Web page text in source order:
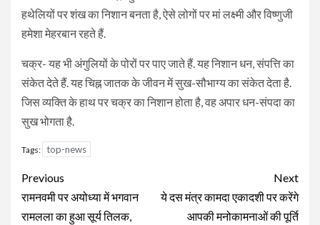
हथेलियों पर शंख का निशान बनता है, ऐसे लोगों पर मां लक्ष्मी और विष्णुजी
हमेशा मेहरबान रहते हैं.
चक्र- यह भी अंगुलियों के पोरों पर पाए जाते हैं. यह निशान धन, संपत्ति का
संकेत देते हैं. यह चिह्न जातक के जीवन में सुख-सौभाग्य का संकेत देता है.
जिस व्यक्ति के हाथ पर चक्र का निशान होता है, वह अपार धन-संपदा का
सुख भोगता है.
Tags: top-news
Continue
Reading
Previous
रामनवमी पर अयोध्या में भगवान
रामलला का हुआ सूर्य तिलक,
Next
ये दस मंत्र कामदा एकादशी पर करेंगे
आपकी मनोकामनाओं की पूर्ति